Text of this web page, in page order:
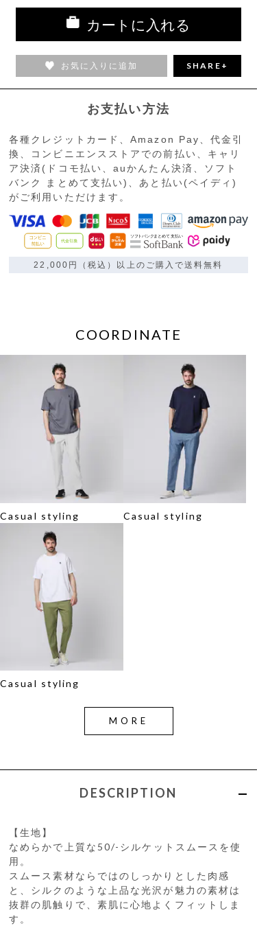
カートに入れる
お気に入りに追加 SHARE+
お支払い方法
各種クレジットカード、Amazon Pay、代金引
換、コンビニエンスストアでの前払い、キャリ
ア決済(ドコモ払い、auかんたん決済、ソフト
バンク まとめて支払い)、あと払い(ペイディ)
がご利用いただけます。
22,000円（税込）以上のご購入で送料無料
COORDINATE
Casual styling Casual styling
Casual styling
MORE
DESCRIPTION
【生地】
なめらかで上質な50/-シルケットスムースを使
用。
スムース素材ならではのしっかりとした肉感
と、シルクのような上品な光沢が魅力の素材は
抜群の肌触りで、素肌に心地よくフィットしま
す。